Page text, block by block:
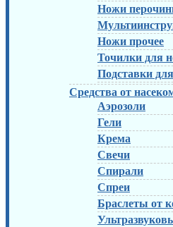
Ножи
Ножи прочее
Точилки для
Подставки
Средства от
Аэрозоли
Гели
Крема
Свечи
Спирали
Спреи
Браслеты от